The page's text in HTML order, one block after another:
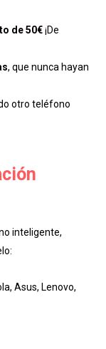
de 50€¡De
, que nunca hayan
otro teléfono
inteligente,
Asus, Lenovo,